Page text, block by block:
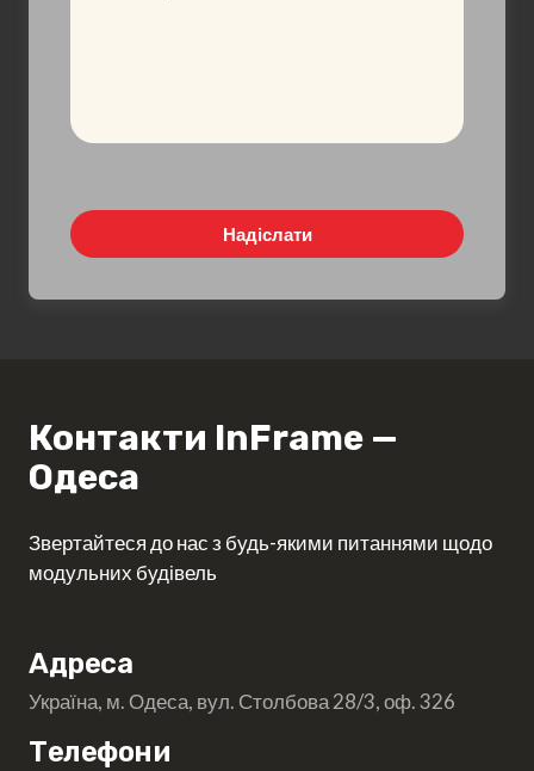
Надіслати
Контакти InFrame —
Одеса
Звертайтеся до нас з будь-якими питаннями щодо
модульних будівель
Адреса
Україна, м. Одеса, вул. Столбова 28/3, оф. 326
Телефони